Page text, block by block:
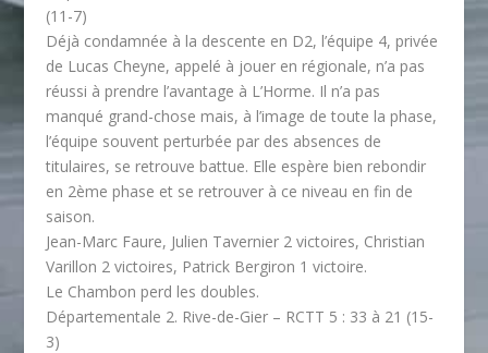
(11-7)
Déjà condamnée à la descente en D2, l’équipe 4, privée
de Lucas Cheyne, appelé à jouer en régionale, n’a pas
réussi à prendre l’avantage à L’Horme. Il n’a pas
manqué grand-chose mais, à l’image de toute la phase,
l’équipe souvent perturbée par des absences de
titulaires, se retrouve battue. Elle espère bien rebondir
en 2ème phase et se retrouver à ce niveau en fin de
saison.
Jean-Marc Faure, Julien Tavernier 2 victoires, Christian
Varillon 2 victoires, Patrick Bergiron 1 victoire.
Le Chambon perd les doubles.
Départementale 2. Rive-de-Gier – RCTT 5 : 33 à 21 (15-
3)